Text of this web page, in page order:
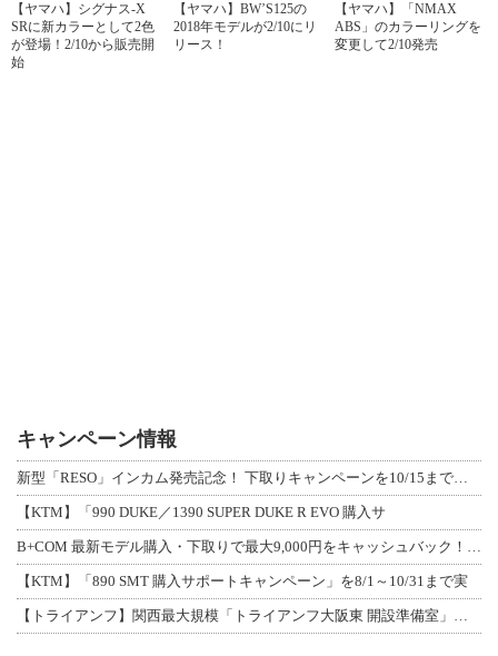
【ヤマハ】シグナス-X
SRに新カラーとして2色
が登場！2/10から販売開
始
【ヤマハ】BW’S125の
2018年モデルが2/10にリ
リース！
【ヤマハ】「NMAX
ABS」のカラーリングを
変更して2/10発売
キャンペーン情報
新型「RESO」インカム発売記念！ 下取りキャンペーンを10/15まで延長して開
【KTM】「990 DUKE／1390 SUPER DUKE R EVO 購入サ
B+COM 最新モデル購入・下取りで最大9,000円をキャッシュバック！「B+F
【KTM】「890 SMT 購入サポートキャンペーン」を8/1～10/31まで実
【トライアンフ】関西最大規模「トライアンフ大阪東 開設準備室」がオープン！ 限定